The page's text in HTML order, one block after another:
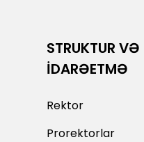
STRUKTUR VƏ
İDARƏETMƏ
Rektor
Prorektorlar